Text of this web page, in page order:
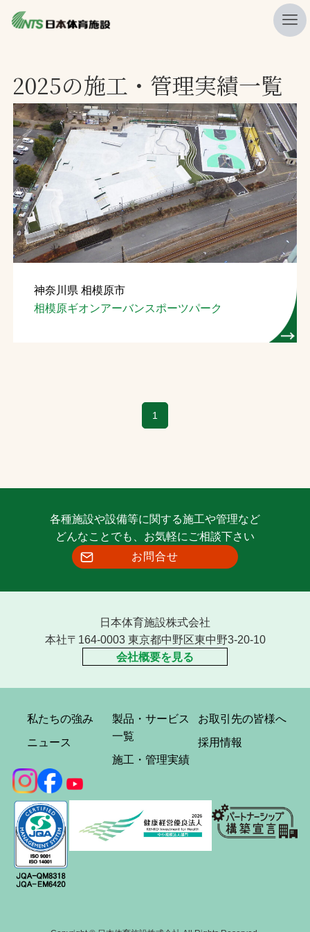
ニュース
プレスリリース
レポート
製品・サービス一覧
施工・管理実績一覧
会社概要
採用情報
文字の見えづらさや操作にお困りの方へ
2025の施工・管理実績一覧
神奈川県 相模原市
相模原ギオンアーバンスポーツパーク
1
各種施設や設備等に関する施工や管理など
どんなことでも、お気軽にご相談下さい
お問合せ
日本体育施設株式会社
本社〒164-0003 東京都中野区東中野3-20-10
会社概要を見る
私たちの強み
ニュース
製品・サービス
一覧
施工・管理実績
お取引先の皆様へ
採用情報